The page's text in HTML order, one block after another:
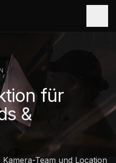
für
&
Team und Location